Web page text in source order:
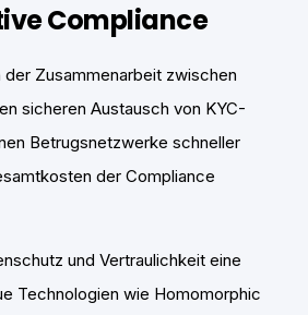
Compliance
der Zusammenarbeit zwischen
sicheren Austausch von KYC-
Betrugsnetzwerke schneller
der Compliance
und Vertraulichkeit eine
Technologien wie Homomorphic